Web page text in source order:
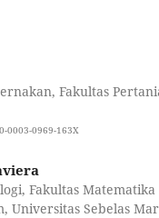
Fakultas
0003-0969-163X
Fakultas
Universitas Sebelas